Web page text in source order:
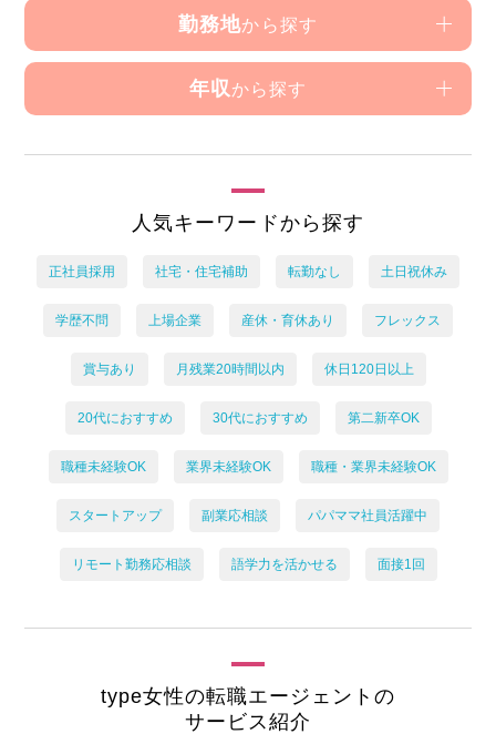
勤務地から探す
年収 から探す
人気キーワードから探す
正社員採用 社宅・住宅補助 転勤なし 土日祝休み
学歴不問 上場企業 産休・育休あり フレックス
賞与あり 月残業20時間以内 休日120日以上
20代におすすめ 30代におすすめ 第二新卒OK
職種未経験OK 業界未経験OK 職種・業界未経験OK
スタートアップ 副業応相談 パパママ社員活躍中
リモート勤務応相談 語学力を活かせる 面接1回
type女性の転職エージェントの
サービス紹介